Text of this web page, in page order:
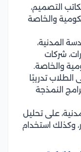
التصميم،
والخاصة
المدنية،
شركات
والخاصة.
الطلاب تدريبًا
النمذجة
على تحليل
وكذلك استخدام